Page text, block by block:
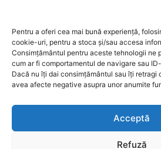
Pentru a oferi cea mai bună experiență,
cookie-uri, pentru a stoca și/sau accesa
Consimțământul pentru aceste tehnologii ne
cum ar fi comportamentul de navigare sau
Dacă nu îți dai consimțământul sau îți retragi
avea afecte negative asupra unor anumite
Acceptă
Refuză